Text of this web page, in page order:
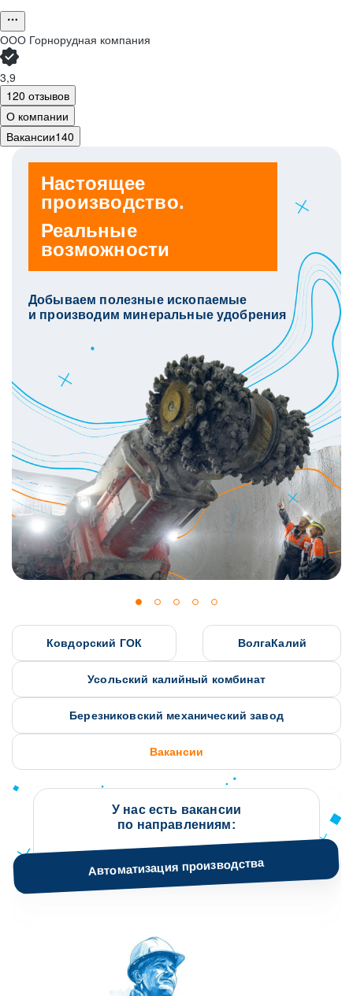
ООО Горнорудная компания
3,9
120 отзывов
О компании
Вакансии140
Настоящее
производство.
Реальные
возможности
Добываем полезные ископаемые
и производим минеральные удобрения
Ковдорский ГОК
Усольский калийный комбинат
ВолгаКалий
Березниковский механический завод
Вакансии
У нас есть вакансии
по направлениям:
Автоматизация производства